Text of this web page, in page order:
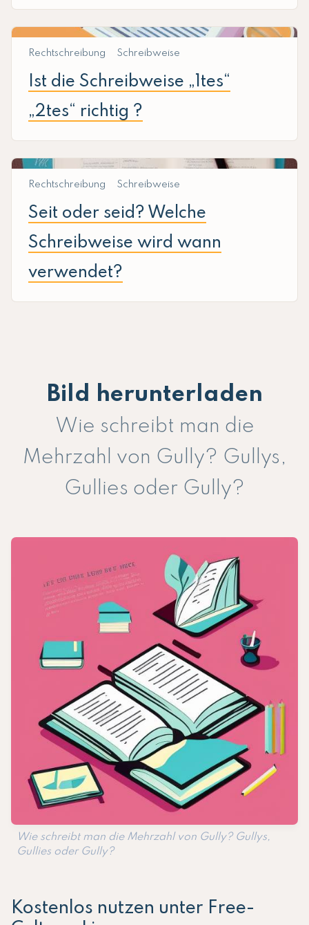
Rechtschreibung Schreibweise
Ist die Schreibweise „1tes“
„2tes“ richtig ?
Rechtschreibung Schreibweise
Seit oder seid? Welche
Schreibweise wird wann
verwendet?
Bild herunterladen
Wie schreibt man die
Mehrzahl von Gully? Gullys,
Gullies oder Gully?
Wie schreibt man die Mehrzahl von Gully? Gullys,
Gullies oder Gully?
Kostenlos nutzen unter Free-